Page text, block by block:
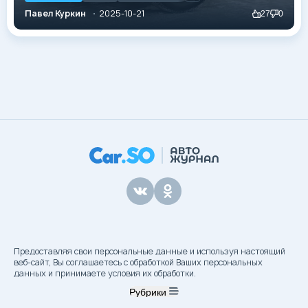
Рубрики
ряд недочётов из-за использования новых
технологий, но производитель оперативно исправил
упущения и в 2015 году представил доработанную
современнее.
Павел Куркин
2025-10-21 27 0
Предоставляя свои персональные данные и используя настоящий
веб-сайт, Вы соглашаетесь с обработкой Ваших персональных
данных и принимаете условия их обработки.